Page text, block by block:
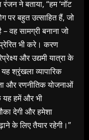
ने बताया, “हम ‘नॉट
पर बहुत उत्साहित हैं, जो
वह सामग्री बनाना जो
भी करे। करण
और उद्यमी यात्रा के
श्रृंखला व्यापारिक
और रणनीतिक योजनाओं
यह हमें और भी
देगी और हमेशा
के लिए तैयार रहेगी।”